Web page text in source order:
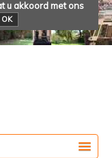
u akkoord met ons
OK